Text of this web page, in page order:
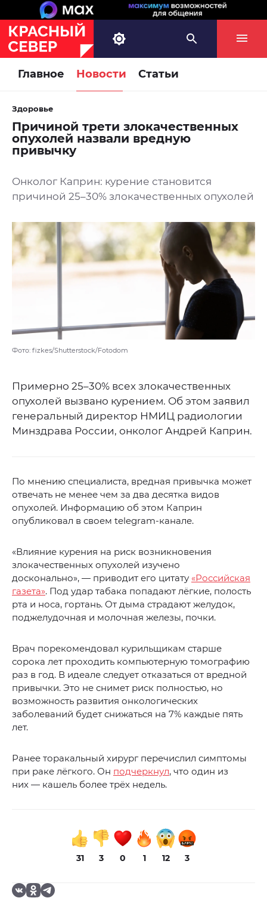
Главное Новости Статьи
Здоровье
Причиной трети злокачественных
опухолей назвали вредную
привычку
Онколог Каприн: курение становится
причиной 25–30% злокачественных опухолей
Фото: fizkes/Shutterstock/Fotodom
Примерно 25–30% всех злокачественных
опухолей вызвано курением. Об этом заявил
генеральный директор НМИЦ радиологии
Минздрава России, онколог Андрей Каприн.
По мнению специалиста, вредная привычка может
отвечать не менее чем за два десятка видов
опухолей. Информацию об этом Каприн
опубликовал в своем telegram-канале.
«Влияние курения на риск возникновения
злокачественных опухолей изучено
досконально», — приводит его цитату «Российская
газета». Под удар табака попадают лёгкие, полость
рта и носа, гортань. От дыма страдают желудок,
поджелудочная и молочная железы, почки.
Врач порекомендовал курильщикам старше
сорока лет проходить компьютерную томографию
раз в год. В идеале следует отказаться от вредной
привычки. Это не снимет риск полностью, но
возможность развития онкологических
заболеваний будет снижаться на 7% каждые пять
лет.
Ранее торакальный хирург перечислил симптомы
при раке лёгкого. Он подчеркнул, что один из
них — кашель более трёх недель.
31 3 0 1 12 3